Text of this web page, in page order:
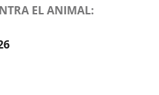
EL ANIMAL